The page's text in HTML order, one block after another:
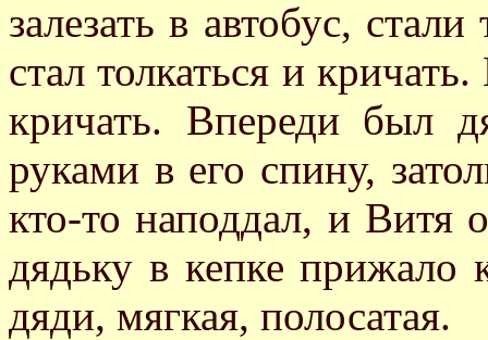
залезать в автобус,
стал толкаться и
кричать. Впереди был
руками в его спину,
кто-то наподдал, и Витя
дядьку в кепке прижало
дяди, мягкая, полосатая.